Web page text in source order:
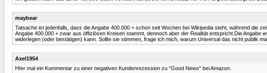
maybear
Tatsache ist jedenfalls, dass die Angabe 400.000 + schon seit Wochen bei Wikipedia steht, während die
Angabe 400.000 + zwar aus öffiziösen Kreisen stammt, dennoch aber der Realität entspricht.Die
widerlegen (oder bestätigen) kann. Sollte sie stimmen, frage ich mich, warum Universal das nicht publik
Axel1954
HIer mal ein Kommentar zu einer negativen Kundenrezession zu "Good News" bei Amazon.